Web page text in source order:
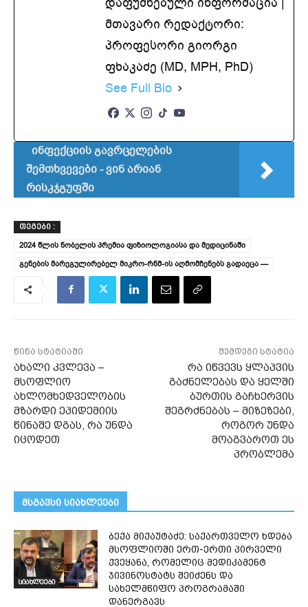
მთავარი რედაქტორი:
პროფესორი გიორგი
ფხაკაძე (MD, MPH, PhD)
See Full Bio
ინფექციის გავრცელების
შემთხვევები - ვინ არიან
რისკჯგუფში
ᲗᲔᲒᲔᲑᲘ :
2024 წლის ნობელის პრემია ფიზიოლოგიასა და მედიცინაში
გენების მარეგულირებელ მიკრო-რნმ-ის აღმომჩენებს გადაეცა —
წინა სტატიაში
ახალი კვლევა –
მსოფლიო
ახლომხედველობის
მზარდი ეპიდემიის
წინაშე დგას, რა უნდა
იცოდეთ
შემდეგი სტატია
რა იწვევს ყლაპვის
გაძნელებას და ყელში
ბურთის გაჩხერვის
შეგრძნებას – მიზეზები,
როგორ უნდა
მოაგვაროთ ეს
პრობლემა
მსგავსი სიახლეები
სიახლეები
ბექა მიქაუტაძე: საქართველო ხდება
მსოფლიოში ერთ-ერთი პირველი
ქვეყანა, რომელიც მედიკამენტ
ჯივინოსტატს შეიძენს და
სახელმწიფო პროგრამაში
დანერგავს